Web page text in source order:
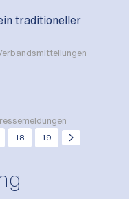
traditioneller
18 19